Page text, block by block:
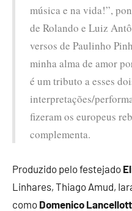
música e na vida!”,
de Rolando e Luiz
versos de Paulinho
minha alma de amor
é um tributo a esses
interpretações/
fizeram os europeus
complementa.
Produzido pelo festejado
Linhares, Thiago Amud,
como Domenico